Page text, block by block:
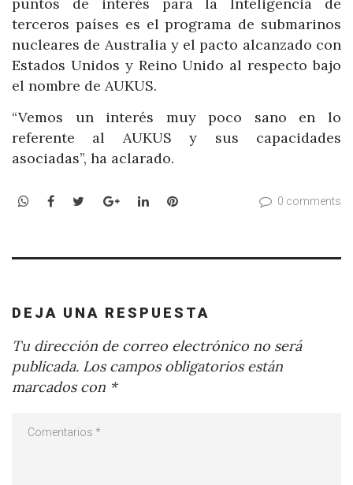
puntos de interés para la Inteligencia de
terceros países es el programa de submarinos
nucleares de Australia y el pacto alcanzado con
Estados Unidos y Reino Unido al respecto bajo
el nombre de AUKUS.
“Vemos un interés muy poco sano en lo
referente al AUKUS y sus capacidades
asociadas”, ha aclarado.
WhatsApp
Facebook
TwitterGoogle+LinkedInPinterest 0 comments
DEJA UNA RESPUESTA
Tu dirección de correo electrónico no será
publicada. Los campos obligatorios están
marcados con *